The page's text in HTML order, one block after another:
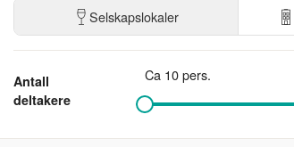
Selskapslokaler
Antall
deltakere
Ca 10 pers.